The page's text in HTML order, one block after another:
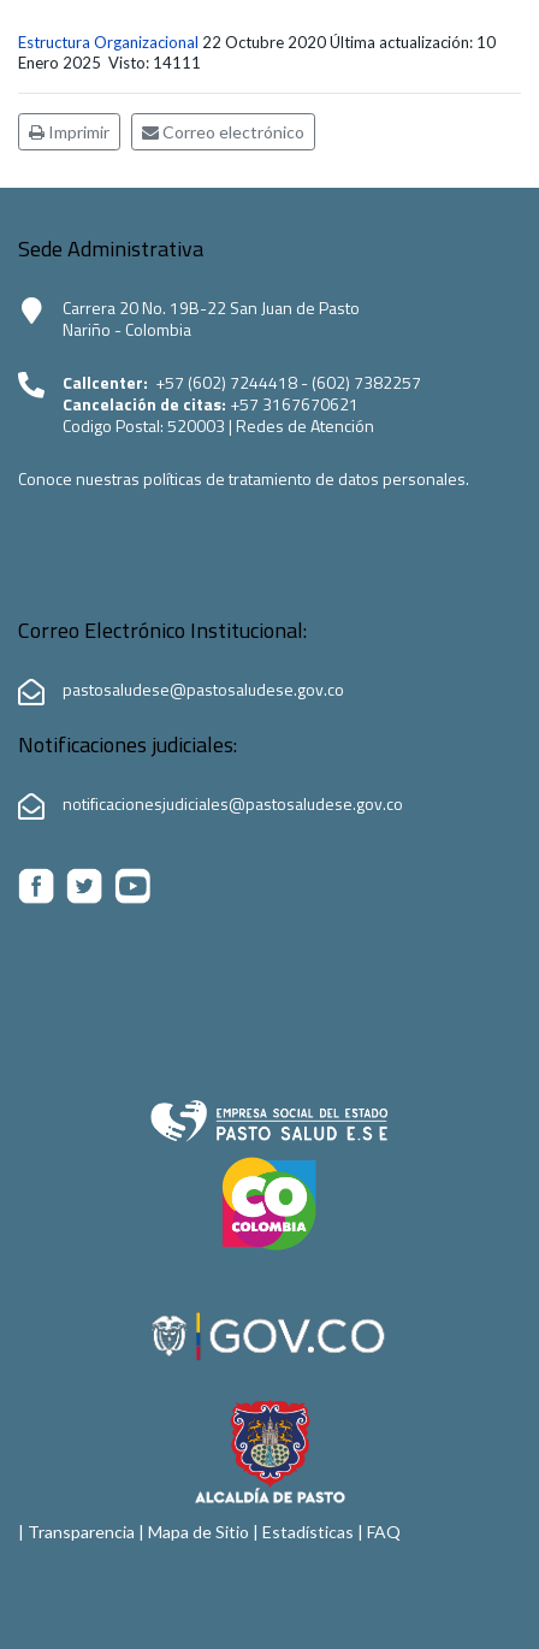
Estructura Organizacional 22 Octubre 2020Última actualización: 10
Enero 2025 Visto: 14111
Imprimir Correo electrónico
Sede Administrativa
Carrera 20 No. 19B-22 San Juan de Pasto
Nariño - Colombia
Callcenter: +57 (602) 7244418 - (602) 7382257
Cancelación de citas: +57 3167670621
Codigo Postal:520003 | Redes de Atención
Conoce nuestras políticas de tratamiento de datos personales.
Correo Electrónico Institucional:
pastosaludese@pastosaludese.gov.co
Notificaciones judiciales:
notificacionesjudiciales@pastosaludese.gov.co
| Transparencia | Mapa de Sitio | Estadísticas | FAQ